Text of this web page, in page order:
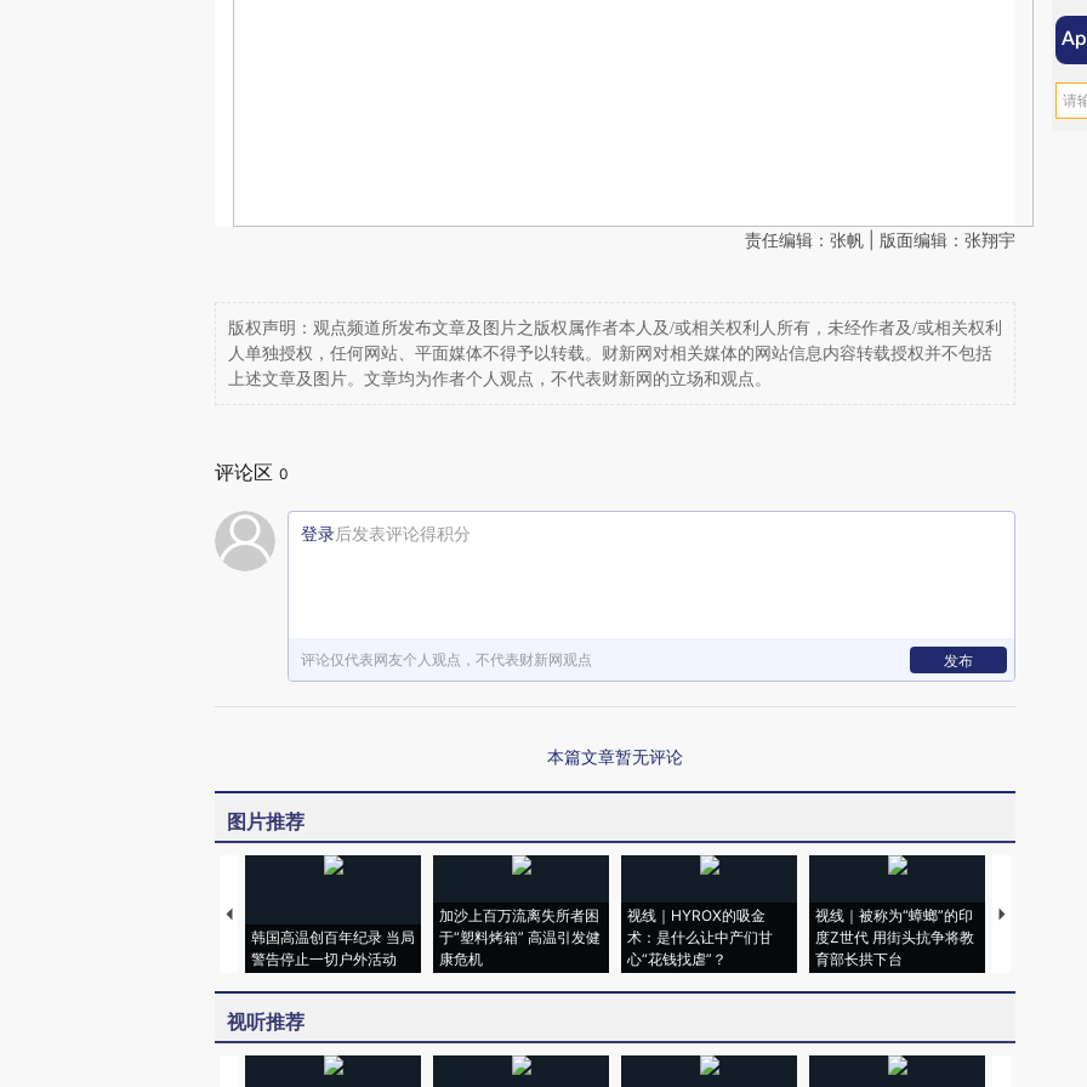
责任编辑：张帆 | 版面编辑：张翔宇
版权声明：观点频道所发布文章及图片之版权属作者本人及/或相关权利人所有，未经作者及/或相关权利
人单独授权，任何网站、平面媒体不得予以转载。财新网对相关媒体的网站信息内容转载授权并不包括
上述文章及图片。文章均为作者个人观点，不代表财新网的立场和观点。
评论区 0
登录后发表评论得积分
评论仅代表网友个人观点，不代表财新网观点 发布
本篇文章暂无评论
图片推荐
韩国高温创百年纪录 当局
警告停止一切户外活动
加沙上百万流离失所者困
于“塑料烤箱” 高温引发健
康危机
视线｜HYROX的吸金
术：是什么让中产们甘
心“花钱找虐”？
视线｜被称为“蟑螂”的印
度Z世代 用街头抗争将教
育部长拱下台
视线｜“入侵
视听推荐